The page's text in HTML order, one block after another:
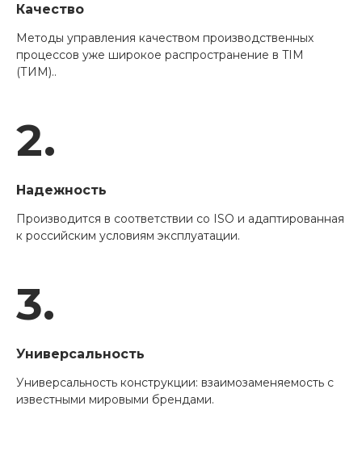
Качество
Методы управления качеством производственных
процессов уже широкое распространение в TIM
(ТИМ)..
2.
Надежность
Производится в соответствии со ISO и адаптированная
к российским условиям эксплуатации.
3.
Универсальность
Универсальность конструкции: взаимозаменяемость с
известными мировыми брендами.